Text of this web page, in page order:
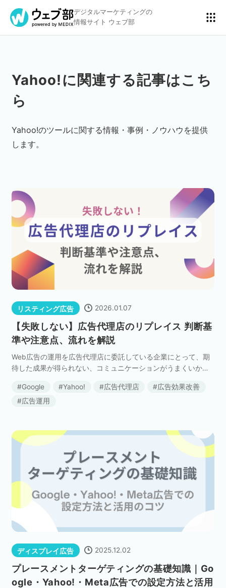
デジタルマーケティングの
情報サイト ウェブ部
リスティング広告 BtoBマーケティング
Webサイト構築 EC
ネット市場調査データ フィード広告
SEO
CRM
Google Cloud／BI
実績・事例
セミナー
株式会社メディックス
お問い合わせ
プライバシーポリシー
Yahoo!に関連する記事はこち
ら
Yahoo!のツールに関する情報・事例・ノウハウを提供
します。
リスティング広告 2026.01.07
【失敗しない】広告代理店のリプレイス 判断基
準や注意点、流れを解説
Web広告の運用を広告代理店に委託している企業にとって、期
待した成果が得られない、コミュニケーションがうまくいかな
うな状況で頭をよぎるのが「広告代理店のリプレイス […]
Google Yahoo! 広告代理店
広告効果改善
広告運用
ディスプレイ広告 2025.12.02
プレースメントターゲティングの基礎知識｜Go
ogle・Yahoo!・Meta広告での設定方法と活用